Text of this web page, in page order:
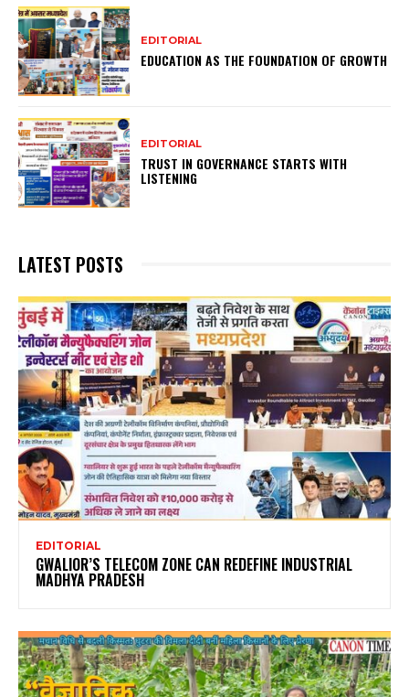
EDITORIAL
EDUCATION AS THE FOUNDATION OF GROWTH
EDITORIAL
TRUST IN GOVERNANCE STARTS WITH
LISTENING
LATEST POSTS
EDITORIAL
GWALIOR’S TELECOM ZONE CAN REDEFINE INDUSTRIAL
MADHYA PRADESH